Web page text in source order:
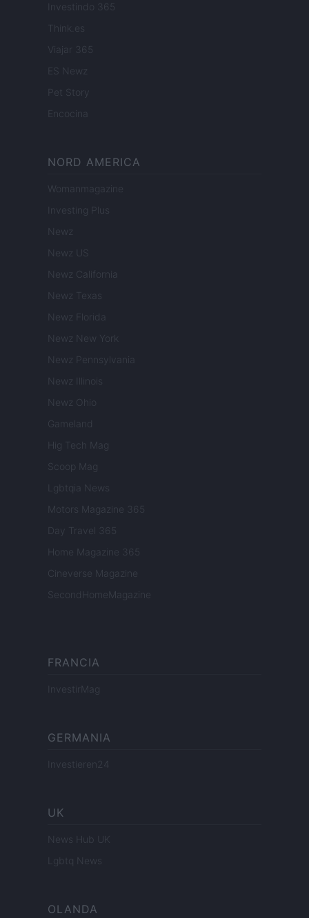
Investindo 365
Think.es
Viajar 365
ES Newz
Pet Story
Encocina
NORD AMERICA
Womanmagazine
Investing Plus
Newz
Newz US
Newz California
Newz Texas
Newz Florida
Newz New York
Newz Pennsylvania
Newz Illinois
Newz Ohio
Gameland
Hig Tech Mag
Scoop Mag
Lgbtqia News
Motors Magazine 365
Day Travel 365
Home Magazine 365
Cineverse Magazine
SecondHomeMagazine
FRANCIA
InvestirMag
GERMANIA
Investieren24
UK
News Hub UK
Lgbtq News
OLANDA